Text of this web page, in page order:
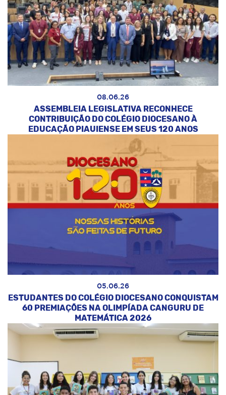
08.06.26
ASSEMBLEIA LEGISLATIVA RECONHECE
CONTRIBUIÇÃO DO COLÉGIO DIOCESANO À
EDUCAÇÃO PIAUIENSE EM SEUS 120 ANOS
05.06.26
ESTUDANTES DO COLÉGIO DIOCESANO CONQUISTAM
60 PREMIAÇÕES NA OLIMPÍADA CANGURU DE
MATEMÁTICA 2026